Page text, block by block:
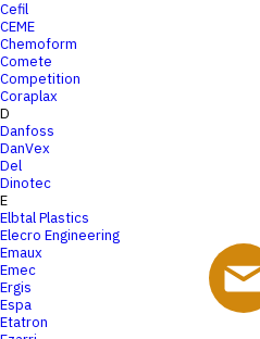
Cefil
CEME
Chemoform
Comete
Competition
Coraplax
D
Danfoss
DanVex
Del
Dinotec
E
Elbtal Plastics
Elecro Engineering
Emaux
Emec
Ergis
Espa
Etatron